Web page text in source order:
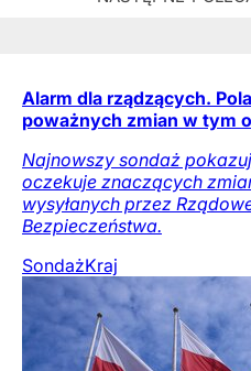
Alarm dla rządzących.
poważnych zmian w tym
Najnowszy sondaż
oczekuje znaczących
wysyłanych przez
Bezpieczeństwa.
SondażKraj